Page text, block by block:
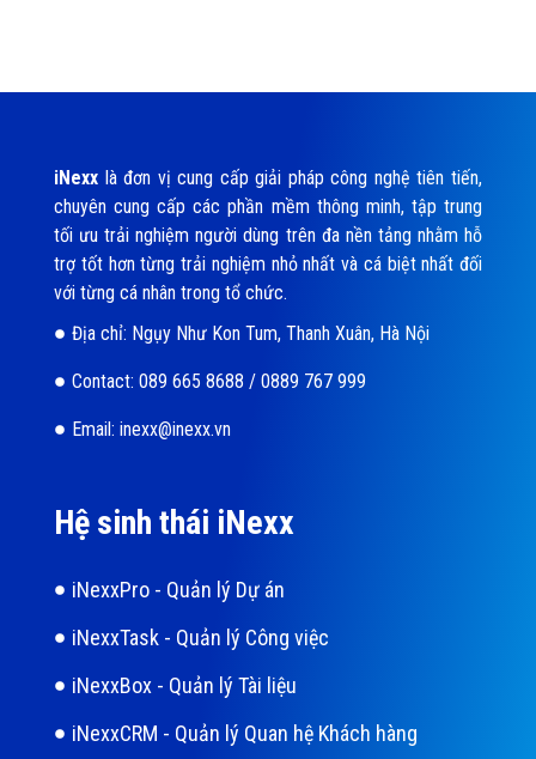
iNexx là đơn vị cung cấp giải pháp công nghệ tiên tiến,
chuyên cung cấp các phần mềm thông minh, tập trung
tối ưu trải nghiệm người dùng trên đa nền tảng nhằm hỗ
trợ tốt hơn từng trải nghiệm nhỏ nhất và cá biệt nhất đối
với từng cá nhân trong tổ chức.
Địa chỉ: Ngụy Như Kon Tum, Thanh Xuân, Hà Nội
Contact: 089 665 8688 / 0889 767 999
Email: inexx@inexx.vn
Hệ sinh thái iNexx
iNexxPro - Quản lý Dự án
iNexxTask - Quản lý Công việc
iNexxBox - Quản lý Tài liệu
iNexxCRM - Quản lý Quan hệ Khách hàng